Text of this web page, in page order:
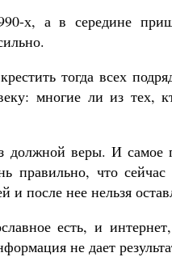
х, а в середине
тогда всех
многие ли из тех,
должной веры. И самое
правильно, что
после нее нельзя
есть, и
не дает